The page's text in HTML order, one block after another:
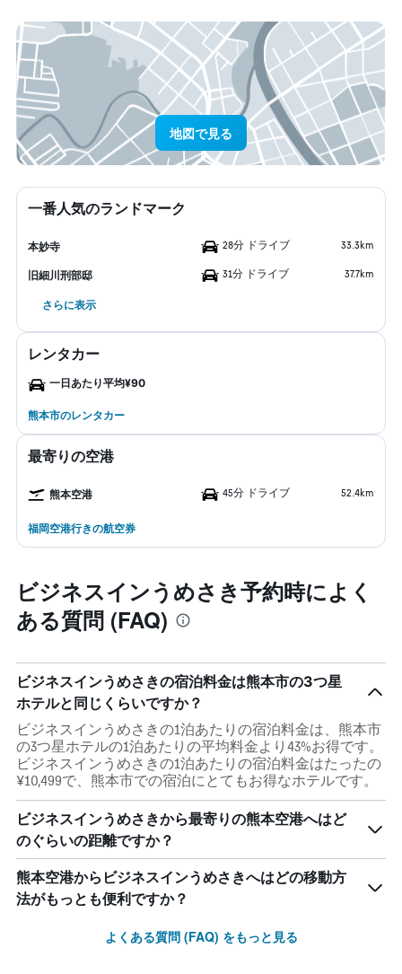
地図で見る
一番人気のランドマーク
本妙寺 28分 ドライブ 33.3km
旧細川刑部邸 31分 ドライブ 37.7km
さらに表示
レンタカー
一日あたり平均¥90
熊本市のレンタカー
最寄りの空港
熊本空港 45分 ドライブ 52.4km
福岡空港行きの航空券
ビジネスインうめさき予約時によく
ある質問 (FAQ)
ビジネスインうめさきの宿泊料金は熊本市の3つ星
ホテルと同じくらいですか？
ビジネスインうめさきの1泊あたりの宿泊料金は、熊本市
の3つ星ホテルの1泊あたりの平均料金より43%お得です。
ビジネスインうめさきの1泊あたりの宿泊料金はたったの
¥10,499で、熊本市での宿泊にとてもお得なホテルです。
ビジネスインうめさきから最寄りの熊本空港へはど
のぐらいの距離ですか？
熊本空港からビジネスインうめさきへはどの移動方
法がもっとも便利ですか？
よくある質問 (FAQ) をもっと見る